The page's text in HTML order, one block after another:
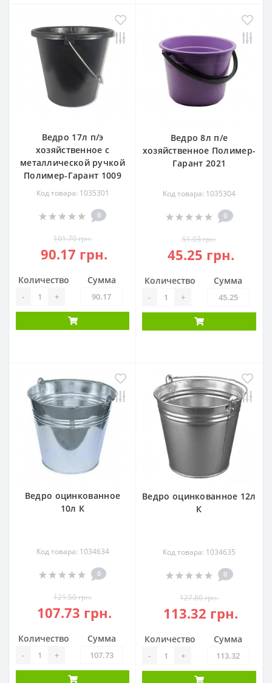
Ведро 17л п/э
хозяйственное с
металлической ручкой
Полимер-Гарант 1009
Код товара: 1035301
0
101.70 грн.
90.17 грн.
Количество
- +
Сумма
Ведро 8л п/е
хозяйственное Полимер-
Гарант 2021
Код товара: 1035304
0
51.03 грн.
45.25 грн.
Количество
- +
Сумма
Ведро оцинкованное
10л К
Код товара: 1034634
0
121.50 грн.
107.73 грн.
Количество
- +
Сумма
Ведро оцинкованное 12л
К
Код товара: 1034635
0
127.80 грн.
113.32 грн.
Количество
- +
Сумма